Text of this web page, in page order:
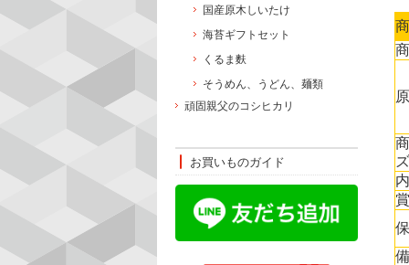
ズ
国産原木しいたけ
海苔ギフトセット
くるま麩
そうめん、うどん、麺類
頑固親父のコシヒカリ
お買いものガイド